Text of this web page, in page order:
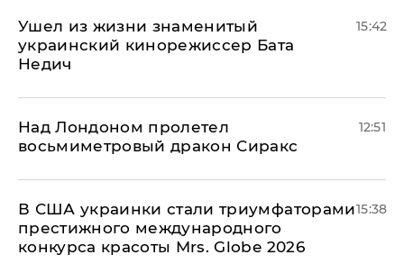
Ушел из жизни знаменитый
украинский кинорежиссер Бата
Недич
15:42
Над Лондоном пролетел
восьмиметровый дракон Сиракс
12:51
В США украинки стали триумфаторами
престижного международного
конкурса красоты Mrs. Globe 2026
15:38